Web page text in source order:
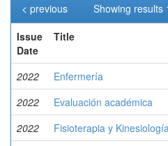
Showing results
< previous
Issue
Date
Title
2022 Enfermería
2022
Evaluación académica
2022
Fisioterapia y